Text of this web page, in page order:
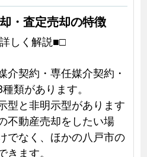
・査定売却の特徴
しく解説■□
介契約・専任媒介契約・
類があります。
型と非明示型があります
不動産売却をしたい場
でなく、ほかの八戸市の
ます。